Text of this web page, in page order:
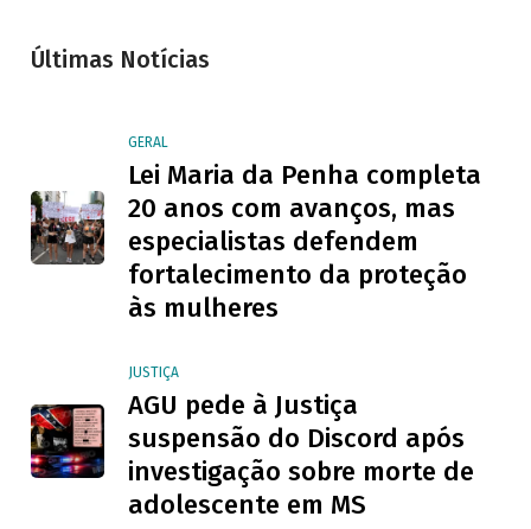
Últimas Notícias
GERAL
Lei Maria da Penha completa
20 anos com avanços, mas
especialistas defendem
fortalecimento da proteção
às mulheres
JUSTIÇA
AGU pede à Justiça
suspensão do Discord após
investigação sobre morte de
adolescente em MS